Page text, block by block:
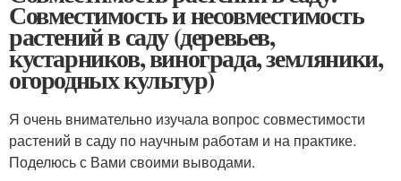
Совместимость и несовместимость
растений в саду (деревьев,
кустарников, винограда, земляники,
огородных культур)
Я очень внимательно изучала вопрос совместимости
растений в саду по научным работам и на практике.
Поделюсь с Вами своими выводами.